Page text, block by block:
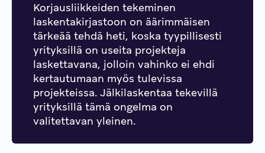
Korjausliikkeiden tekeminen
laskentakirjastoon on äärimmäisen
tärkeää tehdä heti, koska tyypillisesti
yrityksillä on useita projekteja
laskettavana, jolloin vahinko ei ehdi
kertautumaan myös tulevissa
projekteissa. Jälkilaskentaa tekevillä
yrityksillä tämä ongelma on
valitettavan yleinen.